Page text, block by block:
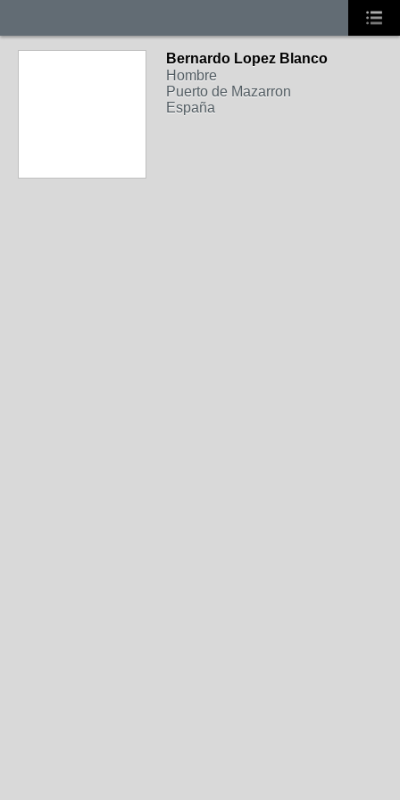
Bernardo Lopez Blanco
Hombre
Puerto de Mazarron
España